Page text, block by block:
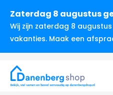
Zaterdag 8 augustus
Wij zijn zaterdag 8
vakanties. Maak een